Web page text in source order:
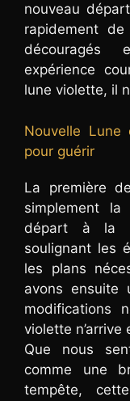
nouveau
rapidement
découragés
expérience
lune violette, il
Nouvelle
pour guérir
La première
simplement
départ à la
soulignant les
les plans
avons ensuite
modifications
violette n’arrive
Que nous
comme une
tempête,